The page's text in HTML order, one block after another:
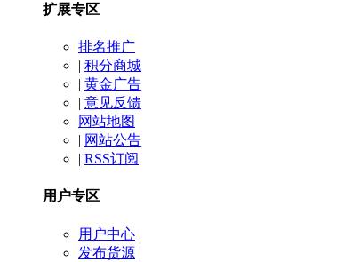
扩展专区
排名推广
| 积分商城
| 黄金广告
| 意见反馈
网站地图
| 网站公告
| RSS订阅
用户专区
用户中心 |
发布货源 |